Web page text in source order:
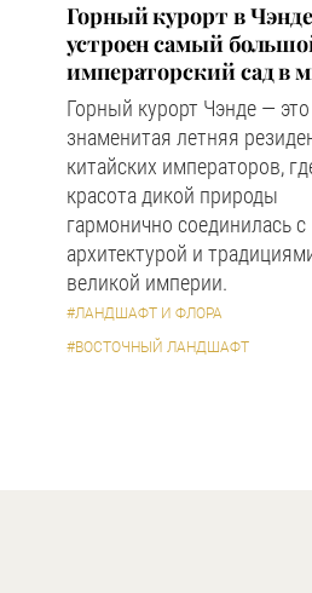
Горный курорт в
устроен самый
императорский сад в
Горный курорт Чэнде — это
знаменитая летняя
китайских императоров,
красота дикой природы
гармонично соединилась с
архитектурой и
великой империи.
#ЛАНДШАФТ И ФЛОРА
#ВОСТОЧНЫЙ ЛАНДШАФТ